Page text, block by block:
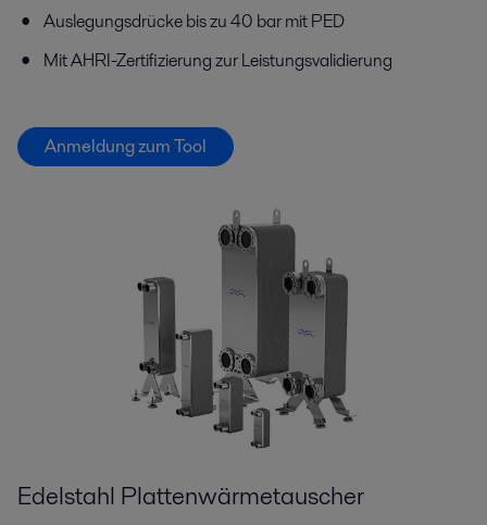
Auslegungsdrücke bis zu 40 bar mit PED
Mit AHRI-Zertifizierung zur Leistungsvalidierung
Anmeldung zum Tool
Edelstahl Plattenwärmetauscher